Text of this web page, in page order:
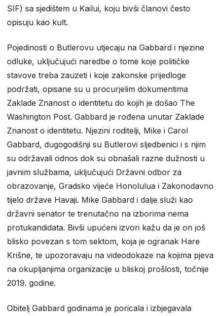
SIF) sa sjedištem u Kailui, koju bivši članovi često
opisuju kao kult.
Pojedinosti o Butlerovu utjecaju na Gabbard i njezine
odluke, uključujući naredbe o tome koje političke
stavove treba zauzeti i koje zakonske prijedloge
podržati, opisane su u procurjelim dokumentima
Zaklade Znanost o identitetu do kojih je došao The
Washington Post. Gabbard je rođena unutar Zaklade
Znanost o identitetu. Njezini roditelji, Mike i Carol
Gabbard, dugogodišnji su Butlerovi sljedbenici i s njim
su održavali odnos dok su obnašali razne dužnosti u
javnim službama, uključujući Državni odbor za
obrazovanje, Gradsko vijeće Honolulua i Zakonodavno
tijelo države Havaji. Mike Gabbard i dalje služi kao
državni senator te trenutačno na izborima nema
protukandidata. Bivši upućeni izvori kažu da je on još
blisko povezan s tom sektom, koja je ogranak Hare
Krišne, te upozoravaju na videodokaze na kojima pjeva
na okupljanjima organizacije u bliskoj prošlosti, točnije
2019. godine.
Obitelj Gabbard godinama je poricala i izbjegavala